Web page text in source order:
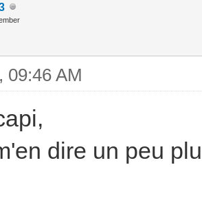
09:46 AM
dire un peu